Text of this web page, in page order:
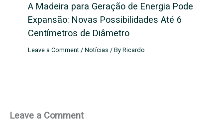
A Madeira para Geração de Energia Pode
Expansão: Novas Possibilidades Até 6
Centímetros de Diâmetro
Leave a Comment /Notícias / ByRicardo
Leave a Comment